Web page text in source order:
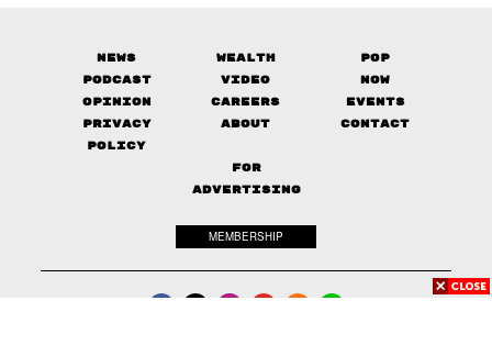
News Wealth
Pop
Podcast
Video
Now
Opinion
Careers
Events
Privacy
Policy
About Contact
FOR
ADVERTISING
MEMBERSHIP